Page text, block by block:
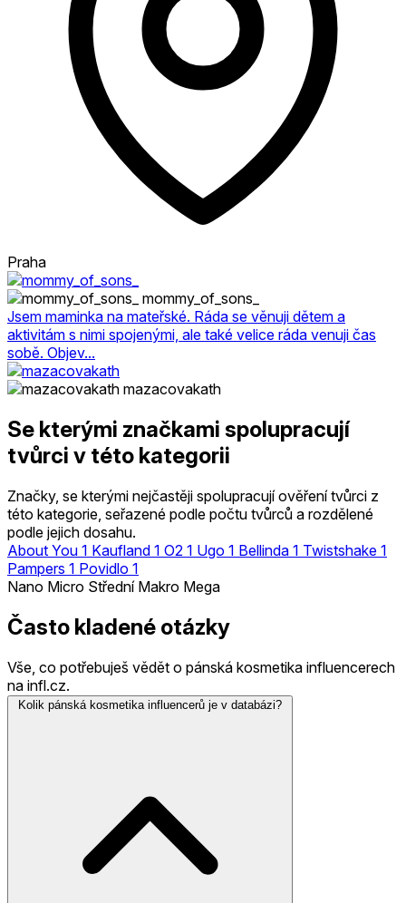
Praha
mommy_of_sons_
Jsem maminka na mateřské. Ráda se věnuji dětem a
aktivitám s nimi spojenými, ale také velice ráda venuji čas
sobě. Objev...
mazacovakath
Se kterými značkami spolupracují
tvůrci v této kategorii
Značky, se kterými nejčastěji spolupracují ověření tvůrci z
této kategorie, seřazené podle počtu tvůrců a rozdělené
podle jejich dosahu.
About You 1 Kaufland 1 O2 1 Ugo 1 Bellinda 1 Twistshake 1
Pampers 1 Povidlo 1
Nano Micro Střední Makro Mega
Často kladené otázky
Vše, co potřebuješ vědět o pánská kosmetika influencerech
na infl.cz.
Kolik pánská kosmetika influencerů je v databázi?